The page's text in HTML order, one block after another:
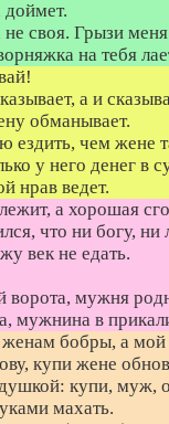
своя. Грызи
на тебя
а и
обманывает.
чем жене
у него денег в
нрав ведет.
а хорошая
что ни богу, ни
век не едать.
ворота, мужня
мужнина в
бобры, а
купи жене
купи, муж,
махать.